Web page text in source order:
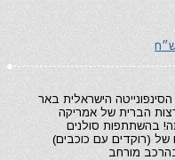
הישראלית באר
הברית של אמריקה
בהשתתפות סולנים
8 רקדנים של (רוקדים עם כוכבים)
בהרכב מורחב